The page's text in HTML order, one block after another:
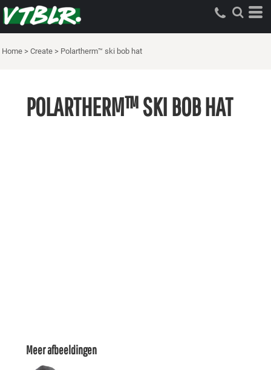
Home > Create > Polartherm™ ski bob hat
POLARTHERM™ SKI BOB HAT
Meer afbeeldingen